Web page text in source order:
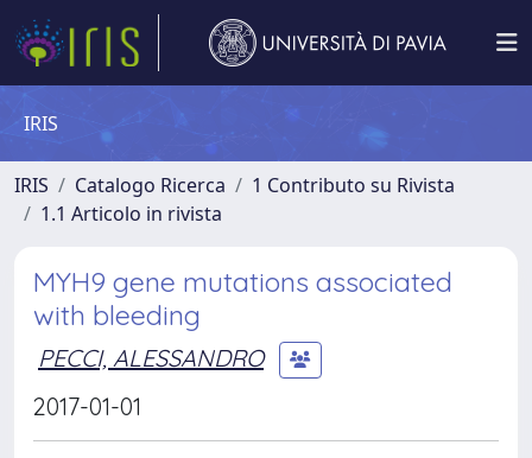
IRIS
IRIS Catalogo Ricerca
1 Contributo su Rivista
1.1 Articolo in rivista
MYH9 gene mutations associated
with bleeding
PECCI, ALESSANDRO
2017-01-01